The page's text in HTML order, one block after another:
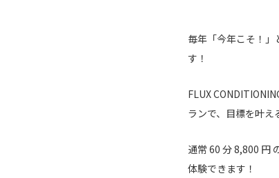
毎年「今年こそ！
す！
FLUX
ランで、目標を叶え
通常 60 分 8,800 円
体験できます！